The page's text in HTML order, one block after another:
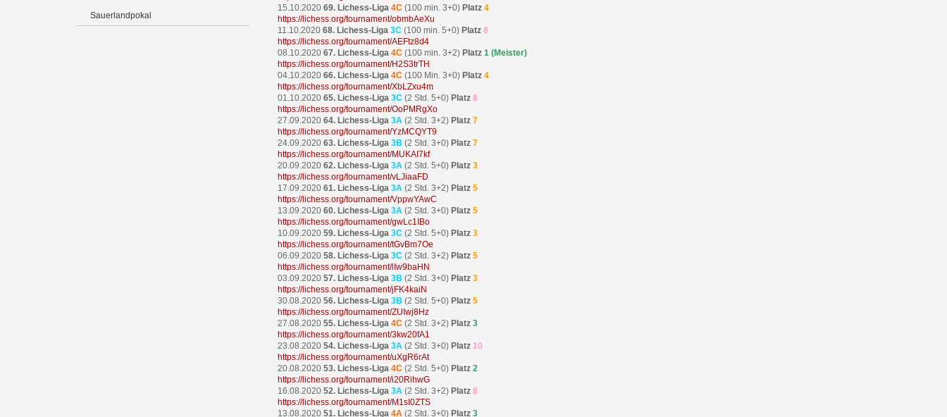
Sauerlandpokal
15.10.2020 69. Lichess-Liga 4C (100 min. 3+0) Platz 4
https://lichess.org/tournament/obmbAeXu
11.10.2020 68. Lichess-Liga 3C (100 min. 5+0) Platz 8
https://lichess.org/tournament/AEFtz8d4
08.10.2020 67. Lichess-Liga 4C (100 min. 3+2) Platz 1 (Meister)
https://lichess.org/tournament/H2S3trTH
04.10.2020 66. Lichess-Liga 4C (100 Min. 3+0) Platz 4
https://lichess.org/tournament/XbLZxu4m
01.10.2020 65. Lichess-Liga 3C (2 Std. 5+0) Platz 8
https://lichess.org/tournament/OoPMRgXo
27.09.2020 64. Lichess-Liga 3A (2 Std. 3+2) Platz 7
https://lichess.org/tournament/YzMCQYT9
24.09.2020 63. Lichess-Liga 3B (2 Std. 3+0) Platz 7
https://lichess.org/tournament/MUKAI7kf
20.09.2020 62. Lichess-Liga 3A (2 Std. 5+0) Platz 3
https://lichess.org/tournament/vLJiaaFD
17.09.2020 61. Lichess-Liga 3A (2 Std. 3+2) Platz 5
https://lichess.org/tournament/VppwYAwC
13.09.2020 60. Lichess-Liga 3A (2 Std. 3+0) Platz 5
https://lichess.org/tournament/gwLc1IBo
10.09.2020 59. Lichess-Liga 3C (2 Std. 5+0) Platz 3
https://lichess.org/tournament/tGvBm7Oe
06.09.2020 58. Lichess-Liga 3C (2 Std. 3+2) Platz 5
https://lichess.org/tournament/lIw9baHN
03.09.2020 57. Lichess-Liga 3B (2 Std. 3+0) Platz 3
https://lichess.org/tournament/jFK4kaiN
30.08.2020 56. Lichess-Liga 3B (2 Std. 5+0) Platz 5
https://lichess.org/tournament/ZUIwj8Hz
27.08.2020 55. Lichess-Liga 4C (2 Std. 3+2) Platz 3
https://lichess.org/tournament/3kw20fA1
23.08.2020 54. Lichess-Liga 3A (2 Std. 3+0) Platz 10
https://lichess.org/tournament/uXgR6rAt
20.08.2020 53. Lichess-Liga 4C (2 Std. 5+0) Platz 2
https://lichess.org/tournament/i20RihwG
16.08.2020 52. Lichess-Liga 3A (2 Std. 3+2) Platz 8
https://lichess.org/tournament/M1sI0ZTS
13.08.2020 51. Lichess-Liga 4A (2 Std. 3+0) Platz 3